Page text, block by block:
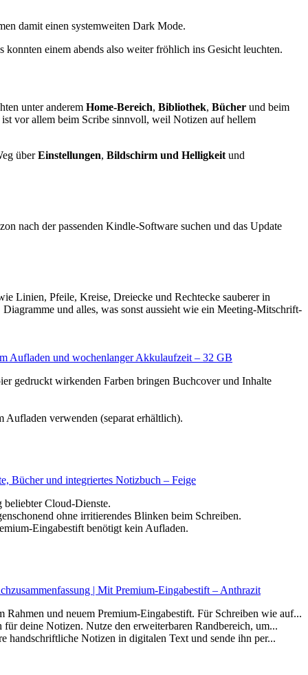
damit einen systemweiten Dark Mode.
einem abends also weiter fröhlich ins Gesicht leuchten.
unter anderem Home-Bereich, Bibliothek, Bücher und beim
vor allem beim Scribe sinnvoll, weil Notizen auf hellem
überEinstellungen, Bildschirm und Helligkeitund
nach der passenden Kindle-Software suchen und das Update
Linien, Pfeile, Kreise, Dreiecke und Rechtecke sauberer in
und alles, was sonst aussieht wie ein Meeting-Mitschrift-
Aufladen und wochenlanger Akkulaufzeit – 32 GB
gedruckt wirkenden Farben bringen Buchcover und Inhalte
verwenden (separat erhältlich).
Bücher und integriertes Notizbuch – Feige
Cloud-Dienste.
ohne irritierendes Blinken beim Schreiben.
Eingabestift benötigt kein Aufladen.
| Mit Premium-Eingabestift – Anthrazit
und neuem Premium-Eingabestift. Für Schreiben wie auf...
deine Notizen. Nutze den erweiterbaren Randbereich, um...
handschriftliche Notizen in digitalen Text und sende ihn per...